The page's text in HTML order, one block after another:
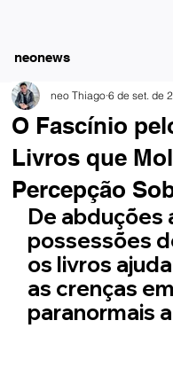
neonews
O Fascínio
Livros que
Percepção
neo Thiago 6 de set. de
De abduções
possessões
os livros
as crenças
paranormais